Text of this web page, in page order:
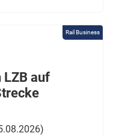
Rail Business
LZB auf